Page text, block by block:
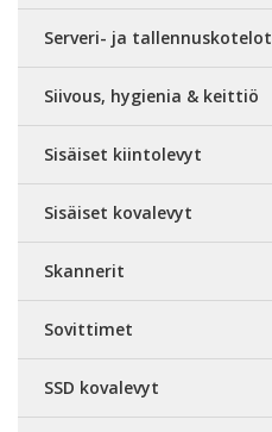
Serveri- ja tallennuskotelot
Siivous, hygienia & keittiö
Sisäiset kiintolevyt
Sisäiset kovalevyt
Skannerit
Sovittimet
SSD kovalevyt